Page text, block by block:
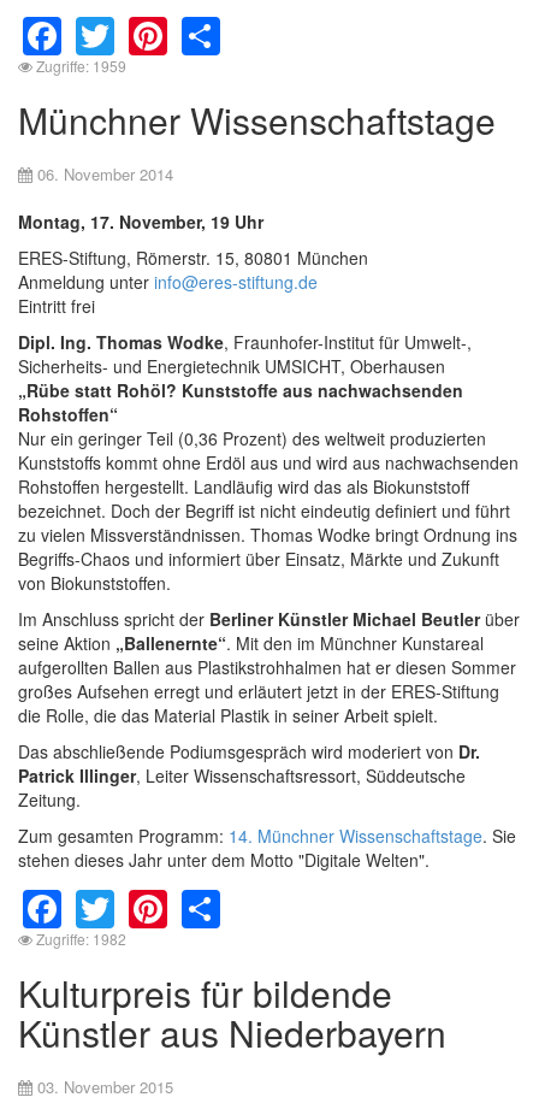
Facebook
TwitterPinterest
Zugriffe: 1959
Münchner Wissenschaftstage
06. November 2014
Montag, 17. November, 19 Uhr
ERES-Stiftung, Römerstr. 15, 80801 München
Anmeldung unter info@eres-stiftung.de
Eintritt frei
Dipl. Ing. Thomas Wodke, Fraunhofer-Institut für Umwelt-,
Sicherheits- und Energietechnik UMSICHT, Oberhausen
„Rübe statt Rohöl? Kunststoffe aus nachwachsenden
Rohstoffen“
Nur ein geringer Teil (0,36 Prozent) des weltweit produzierten
Kunststoffs kommt ohne Erdöl aus und wird aus nachwachsenden
Rohstoffen hergestellt. Landläufig wird das als Biokunststoff
bezeichnet. Doch der Begriff ist nicht eindeutig definiert und führt
zu vielen Missverständnissen. Thomas Wodke bringt Ordnung ins
Begriffs-Chaos und informiert über Einsatz, Märkte und Zukunft
von Biokunststoffen.
Im Anschluss spricht der Berliner Künstler Michael Beutlerüber
seine Aktion „Ballenernte“. Mit den im Münchner Kunstareal
aufgerollten Ballen aus Plastikstrohhalmen hat er diesen Sommer
großes Aufsehen erregt und erläutert jetzt in der ERES-Stiftung
die Rolle, die das Material Plastik in seiner Arbeit spielt.
Das abschließende Podiumsgespräch wird moderiert von Dr.
Patrick Illinger, Leiter Wissenschaftsressort, Süddeutsche
Zeitung.
Zum gesamten Programm: 14. Münchner Wissenschaftstage. Sie
stehen dieses Jahr unter dem Motto "Digitale Welten".
Facebook
TwitterPinterest
Zugriffe: 1982
Kulturpreis für bildende
Künstler aus Niederbayern
03. November 2015